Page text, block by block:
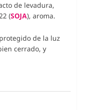
de levadura,
(SOJA), aroma.
de la luz
cerrado, y